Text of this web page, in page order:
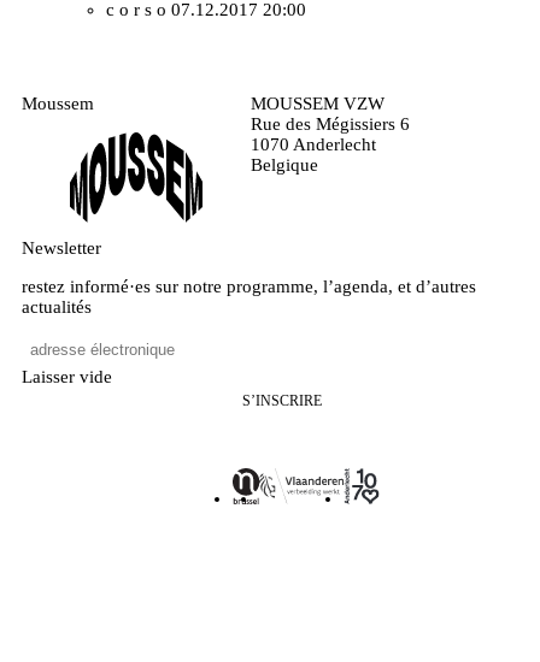
c o r s o 07.12.2017 20:00
Moussem
MOUSSEM VZW
Rue des Mégissiers 6
1070 Anderlecht
Belgique
Newsletter
restez informé·es sur notre programme, l’agenda, et d’autres
actualités
Laisser vide
S’INSCRIRE